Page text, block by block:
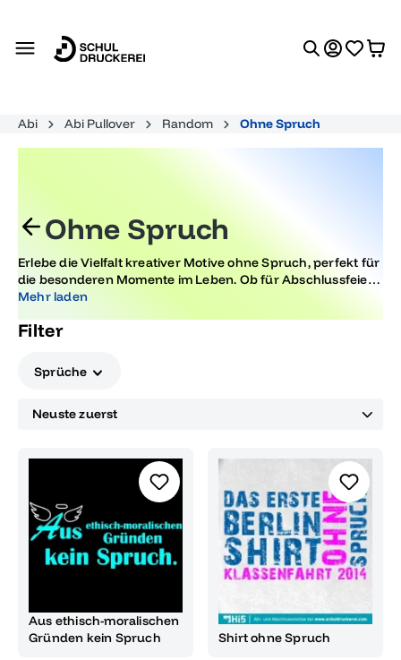
Abi Abi Pullover Random Ohne Spruch
Ohne Spruch
Erlebe die Vielfalt kreativer Motive ohne Spruch, perfekt für
die besonderen Momente im Leben. Ob für Abschlussfeiern
oder andere festliche Anlässe, hier findest du einzigartige
liegen.
Mehr laden
Filter
Sprüche
Aus ethisch-moralischen
Gründen kein Spruch
Shirt ohne Spruch